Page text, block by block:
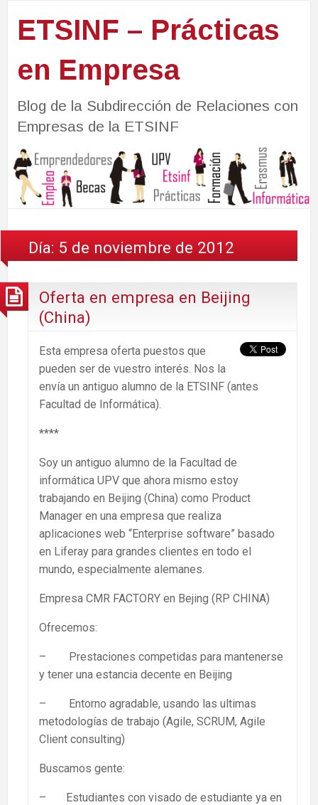
ETSINF – Prácticas
en Empresa
Blog de la Subdirección de Relaciones con
Empresas de la ETSINF
Día: 5 de noviembre de 2012
Oferta en empresa en Beijing
(China)
Esta empresa oferta puestos que
pueden ser de vuestro interés. Nos la
envía un antiguo alumno de la ETSINF (antes
Facultad de Informática).
****
Soy un antiguo alumno de la Facultad de
informática UPV que ahora mismo estoy
trabajando en Beijing (China) como Product
Manager en una empresa que realiza
aplicaciones web “Enterprise software” basado
en Liferay para grandes clientes en todo el
mundo, especialmente alemanes.
Empresa CMR FACTORY en Bejing (RP CHINA)
Ofrecemos:
– Prestaciones competidas para mantenerse
y tener una estancia decente en Beijing
– Entorno agradable, usando las ultimas
metodologías de trabajo (Agile, SCRUM, Agile
Client consulting)
Buscamos gente:
– Estudiantes con visado de estudiante ya en